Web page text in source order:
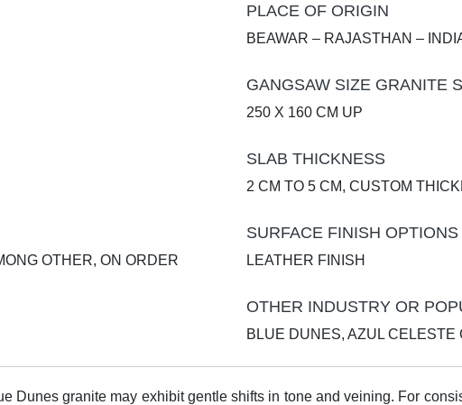
PLACE OF ORIGIN
BEAWAR – RAJASTHAN –
GANGSAW SIZE GRANITE
250 X 160 CM UP
SLAB THICKNESS
2 CM TO 5 CM, CUSTOM
OTHER, ON ORDER
SURFACE FINISH OPTIONS
LEATHER FINISH
OTHER INDUSTRY OR
BLUE DUNES, AZUL CELESTE
Dunes granite may exhibit gentle shifts in tone and veining. For